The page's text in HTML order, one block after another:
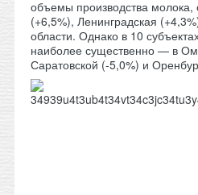
объемы производства
(+6,5%), Ленинградская
области. Однако в 10
наиболее существенно — в
Саратовской (-5,0%) и